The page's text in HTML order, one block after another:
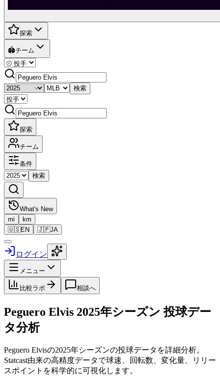
探索
🏟️チーム
検索
探索
チーム
条件
検索
What's New
mi
km
🇺🇸EN 🇯🇵JA
ログイン
メニュー
比較ラボ 相談へ
Peguero Elvis 2025年シーズン 投球デー
タ分析
Peguero Elvisの2025年シーズンの投球データを詳細分析。
Statcast由来の高精度データで球速、回転数、変化量、リリー
スポイントを科学的に可視化します。